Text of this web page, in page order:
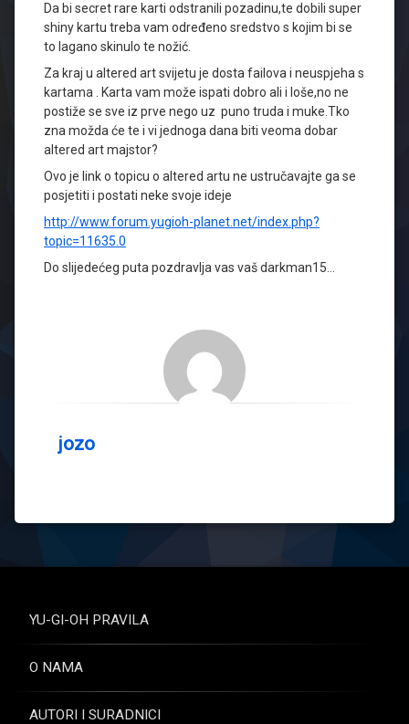
Da bi secret rare karti odstranili pozadinu,te dobili super
shiny kartu treba vam određeno sredstvo s kojim bi se
to lagano skinulo te nožić.
Za kraj u altered art svijetu je dosta failova i neuspjeha s
kartama . Karta vam može ispati dobro ali i loše,no ne
postiže se sve iz prve nego uz puno truda i muke.Tko
zna možda će te i vi jednoga dana biti veoma dobar
altered art majstor?
Ovo je link o topicu o altered artu ne ustručavajte ga se
posjetiti i postati neke svoje ideje
http://www.forum.yugioh-planet.net/index.php?
topic=11635.0
Do slijedećeg puta pozdravlja vas vaš darkman15…
jozo
YU-GI-OH PRAVILA
O NAMA
AUTORI I SURADNICI